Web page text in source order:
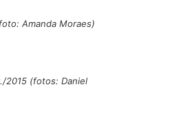
Amanda Moraes)
2015 (fotos: Daniel